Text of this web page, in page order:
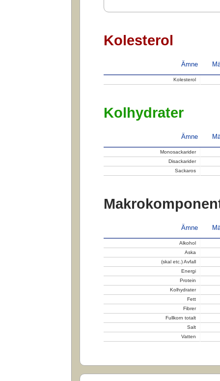
Kolesterol
Ämne
Kolesterol
Kolhydrater
Ämne
Monosackarider
Disackarider
Sackaros
Ämne
Alkohol
Aska
(skal etc.) Avfall
Energi
Protein
Kolhydrater
Fett
Fibrer
Fullkorn totalt
Salt
Vatten